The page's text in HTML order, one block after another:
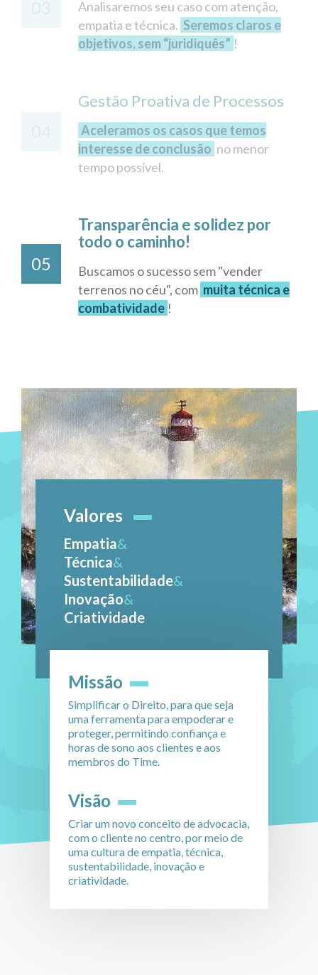
Analisaremos seu caso com atenção,
empatia e técnica. Seremos claros e
objetivos, sem “juridiquês” !
Gestão Proativa de Processos
Aceleramos os casos que temos
interesse de conclusão no menor
tempo possível.
05
Transparência e solidez por
todo o caminho!
Buscamos o sucesso sem "vender
terrenos no céu", com muita técnica e
combatividade !
Valores
Empatia&
Técnica&
Sustentabilidade&
Inovação&
Criatividade
Missão
Simplificar o Direito, para que seja
uma ferramenta para empoderar e
proteger, permitindo confiança e
horas de sono aos clientes e aos
membros do Time.
Visão
Criar um novo conceito de advocacia,
com o cliente no centro, por meio de
uma cultura de empatia, técnica,
sustentabilidade, inovação e
criatividade.